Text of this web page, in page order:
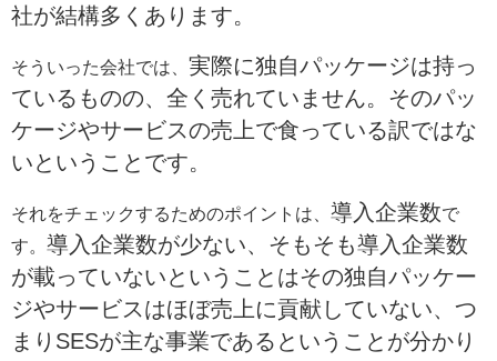
社が結構多くあります。
そういった会社では、 実際に独自パッケージは持っ
ているものの、全く売れていません 。そのパッ
ケージやサービスの売上で食っている訳ではな
いということです。
それをチェックするためのポイントは、 導入企業数で
す。 導入企業数が少ない、そもそも導入企業数
が載っていないということはその独自パッケー
ジやサービスはほぼ売上に貢献していない、つ
まりSESが主な事業であるということが分かり